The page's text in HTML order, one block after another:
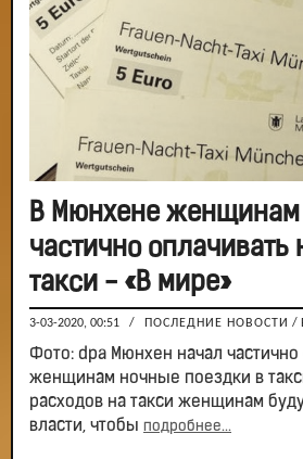
В Мюнхене женщинам
частично оплачивать
такси - «В мире»
3-03-2020, 00:51 / ПОСЛЕДНИЕ НОВОСТИ /
Фото: dpa Мюнхен начал частично
женщинам ночные поездки в
расходов на такси женщинам
власти, чтобы подробнее...